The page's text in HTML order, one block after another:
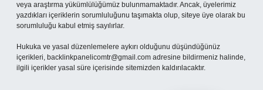
veya araştırma yükümlülüğümüz bulunmamaktadır. Ancak, üyelerimiz
yazdıkları içeriklerin sorumluluğunu taşımakta olup, siteye üye olarak bu
sorumluluğu kabul etmiş sayılırlar.
Hukuka ve yasal düzenlemelere aykırı olduğunu düşündüğünüz
içerikleri, backlinkpanelicomtr@gmail.com adresine bildirmeniz halinde,
ilgili içerikler yasal süre içerisinde sitemizden kaldırılacaktır.